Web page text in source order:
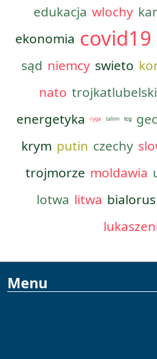
edukacja wlochy
ekonomia covid19
sąd niemcy swieto
nato trojkatlubelski
energetyka
ryga talinn tcg
krym putin czechy
trojmorze moldawia
lotwa litwa bialorus
Menu